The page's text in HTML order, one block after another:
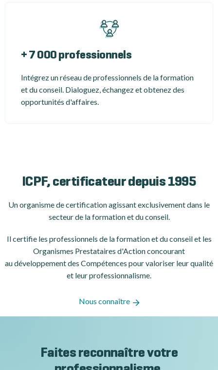
+ 7 000 professionnels
Intégrez un réseau de professionnels de la formation
et du conseil. Dialoguez, échangez et obtenez des
opportunités d'affaires.
ICPF, certificateur depuis 1995
Un organisme de certificationagissant exclusivement dans le
secteur de la formation et du conseil.
Il certifie les professionnels de la formation et du conseil et les
Organismes Prestataires d'Action concourant
au développement des Compétences pour valoriser leur qualité
et leur professionnalisme.
Nous connaître
Faites reconnaître votre